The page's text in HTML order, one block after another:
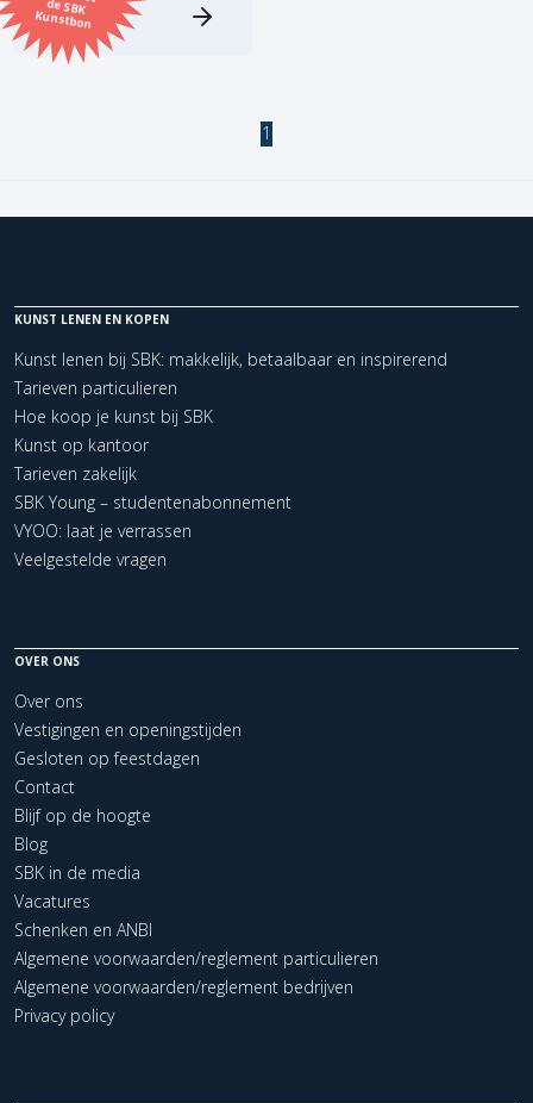
Kunstbon
Kunstenaar
Zoeken
Kerncollectie
1 items.
Pagina:
1
KUNST LENEN EN KOPEN
Kunst lenen bij SBK: makkelijk, betaalbaar en inspirerend
Tarieven particulieren
Hoe koop je kunst bij SBK
Kunst op kantoor
Tarieven zakelijk
SBK Young – studentenabonnement
VYOO: laat je verrassen
Veelgestelde vragen
OVER ONS
Over ons
Vestigingen en openingstijden
Gesloten op feestdagen
Contact
Blijf op de hoogte
Blog
SBK in de media
Vacatures
Schenken en ANBI
Algemene voorwaarden/reglement particulieren
Algemene voorwaarden/reglement bedrijven
Privacy policy